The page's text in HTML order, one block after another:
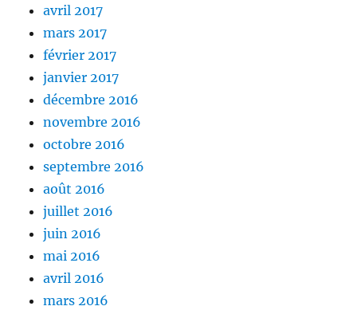
avril 2017
mars 2017
février 2017
janvier 2017
décembre 2016
novembre 2016
octobre 2016
septembre 2016
août 2016
juillet 2016
juin 2016
mai 2016
avril 2016
mars 2016